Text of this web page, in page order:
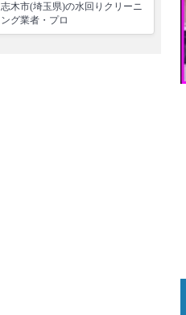
志木市(埼玉県)の水回りクリーニ
ング業者・プロ